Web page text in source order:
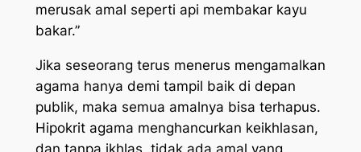
merusak amal seperti api membakar kayu
bakar.”
Jika seseorang terus menerus mengamalkan
agama hanya demi tampil baik di depan
publik, maka semua amalnya bisa terhapus.
Hipokrit agama menghancurkan keikhlasan,
dan tanpa ikhlas, tidak ada amal yang